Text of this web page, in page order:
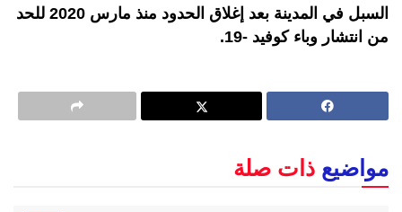
السبل في المدينة بعد إغلاق الحدود منذ مارس 2020 للحد
من انتشار وباء كوفيد -19.
مواضيع ذات صلة